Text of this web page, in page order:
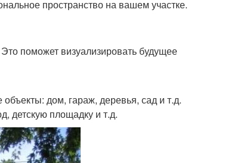
пространство на вашем участке.
поможет визуализировать будущее
дом, гараж, деревья, сад и т.д.
детскую площадку и т.д.